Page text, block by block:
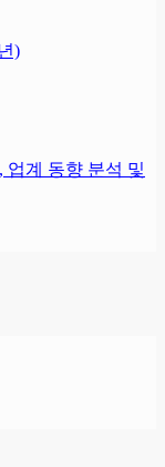
)
업계 동향 분석 및